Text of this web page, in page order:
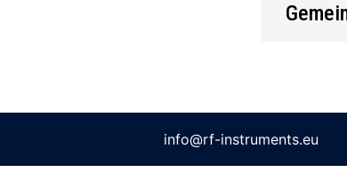
info@rf-instruments.eu